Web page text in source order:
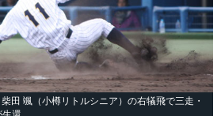
田 颯（小樽リトルシニア）の右犠飛で三走・